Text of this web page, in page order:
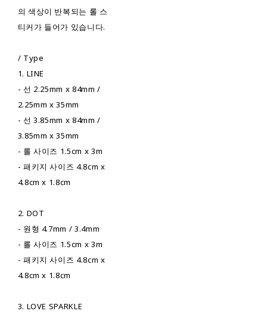
의 색상이 반복되는 롤 스
티커가 들어가 있습니다.
/ Type
1. LINE
- 선 2.25mm x 84mm /
2.25mm x 35mm
- 선 3.85mm x 84mm /
3.85mm x 35mm
- 롤 사이즈 1.5cm x 3m
- 패키지 사이즈 4.8cm x
4.8cm x 1.8cm
2. DOT
- 원형 4.7mm / 3.4mm
- 롤 사이즈 1.5cm x 3m
- 패키지 사이즈 4.8cm x
4.8cm x 1.8cm
3. LOVE SPARKLE